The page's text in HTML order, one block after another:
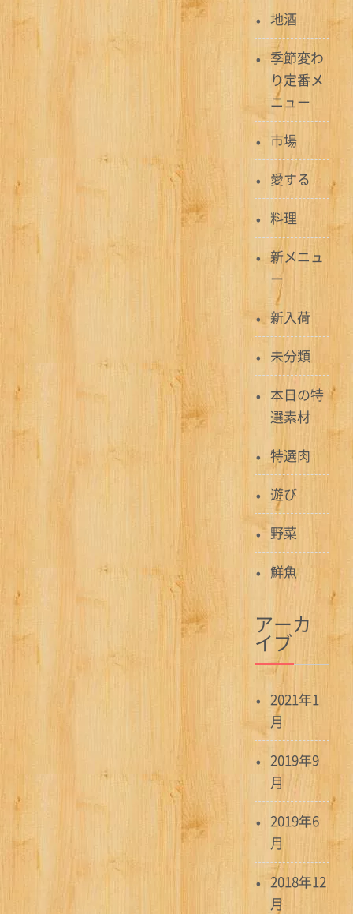
ー
地酒
季節変わ
り定番メ
ニュー
市場
愛する
料理
新メニュ
ー
新入荷
未分類
本日の特
選素材
特選肉
遊び
野菜
鮮魚
アーカ
イブ
2021年1
月
2019年9
月
2019年6
月
2018年12
月